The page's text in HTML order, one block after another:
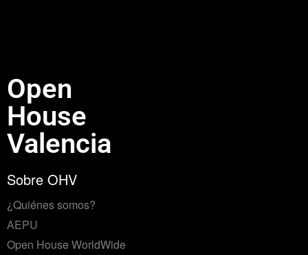
Open
House
Valencia
Sobre OHV
¿Quiénes somos?
AEPU
Open House WorldWide